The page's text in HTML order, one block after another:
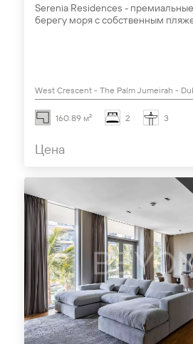
Serenia Residences -
берегу моря с собственным
West Crescent - The Palm Jumeirah -
160.89 м² 2 3
Цена